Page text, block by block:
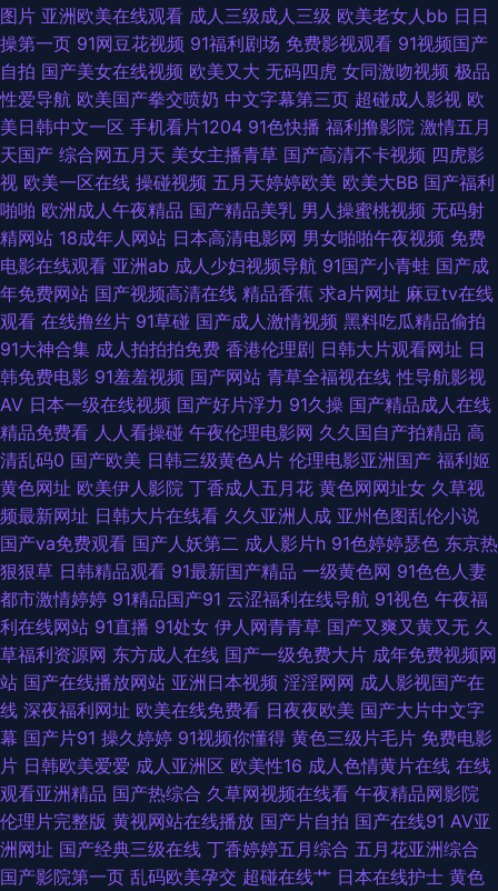
激情另类 黄色免费视频网站 人人操操 午夜剧场成人网 91超碰综合 99资源超
碰 91网址午夜 大香蕉av网站 久久精品福利导航 欧美下面网站内射 天天肏屄
网 91嫩草国产精品 变态少妇网站 国产鬼片a片 久久偷拍网站 日本A片色情网
站 午夜寂寞老司机 91国产福利视频 av网站观看 久久狠狠综合 欧美福利网站
97超碰四虎导航 深夜寂寞影院 欧美五级a五级 91视频网址入口 成人性交影
院 久久只这里有精品 少妇白浆视频 加勒比综合色 日本A片 亚洲精品视频二
区 91视频网站豆花 成人福利网 韩国精品人妻 麻豆乱人伦 日韩伦理片网站 亚
洲a级在线 91久久瑟瑟热 豆花传媒在线观看 欧美性交狂野 婷婷五月肏屄电
影 91操操 超碰地址 韩日操逼无码 蜜桃无码网站麻豆 三级视频网站 亚洲综人
网 韩国三A91片 欧美性爱黄色 五月天91视频 91白丝足交 AV伦理福利篇 亚
洲人妻中出 韩日韩黄色 欧美色色 婷婷综合伊人一区 91系列在线观看 福利姬
AV在线 久草众合网 人妻诱惑导航 午夜福利论坛 91大师 超碰超碰 黄色图片
欧美内射网站 国产福利资源 伊人青久 久久婷婷香蕉青青 色图另类欧美 最新
无码伦理片 操操超碰 韩国无码影院 欧美色人妖 熟女人妻素人TS 综合另类视
频图 Av性爱中文 麻豆三级视频 色婷婷成人网站 超碰99爱 色综合色97 国产
成人A片 日本污网站 91新视频网站 国产嫩草在线 欧洲精品伦 欧美十八 97超
图片 亚洲欧美在线观看 成人三级成人三级 欧美老女人bb 日日
操第一页 91网豆花视频 91福利剧场 免费影视观看 91视频国产
自拍 国产美女在线视频 欧美又大 无码四虎 女同激吻视频 极品
性爱导航 欧美国产拳交喷奶 中文字幕第三页 超碰成人影视 欧
美日韩中文一区 手机看片1204 91色快播 福利撸影院 激情五月
天国产 综合网五月天 美女主播青草 国产高清不卡视频 四虎影
视 欧美一区在线 操碰视频 五月天婷婷欧美 欧美大BB 国产福利
啪啪 欧洲成人午夜精品 国产精品美乳 男人操蜜桃视频 无码射
精网站 18成年人网站 日本高清电影网 男女啪啪午夜视频 免费
电影在线观看 亚洲ab 成人少妇视频导航 91国产小青蛙 国产成
年免费网站 国产视频高清在线 精品香蕉 求a片网址 麻豆tv在线
观看 在线撸丝片 91草碰 国产成人激情视频 黑料吃瓜精品偷拍
91大神合集 成人拍拍拍免费 香港伦理剧 日韩大片观看网址 日
韩免费电影 91羞羞视频 国产网站 青草全福视在线 性导航影视
AV 日本一级在线视频 国产好片浮力 91久操 国产精品成人在线
精品免费看 人人看操碰 午夜伦理电影网 久久国自产拍精品 高
清乱码0 国产欧美 日韩三级黄色A片 伦理电影亚洲国产 福利姬
黄色网址 欧美伊人影院 丁香成人五月花 黄色网网址女 久草视
频最新网址 日韩大片在线看 久久亚洲人成 亚州色图乱伦小说
国产va免费观看 国产人妖第二 成人影片h 91色婷婷瑟色 东京热
狠狠草 日韩精品观看 91最新国产精品 一级黄色网 91色色人妻
都市激情婷婷 91精品国产91 云涩福利在线导航 91视色 午夜福
利在线网站 91直播 91处女 伊人网青青草 国产又爽又黄又无 久
草福利资源网 东方成人在线 国产一级免费大片 成年免费视频网
站 国产在线播放网站 亚洲日本视频 淫淫网网 成人影视国产在
线 深夜福利网址 欧美在线免费看 日夜夜欧美 国产大片中文字
幕 国产片91 操久婷婷 91视频你懂得 黄色三级片毛片 免费电影
片 日韩欧美爱爱 成人亚洲区 欧美性16 成人色情黄片在线 在线
观看亚洲精品 国产热综合 久草网视频在线看 午夜精品网影院
伦理片完整版 黄视网站在线播放 国产片自拍 国产在线91 AV亚
洲网址 国产经典三级在线 丁香婷婷五月综合 五月花亚洲综合
国产影院第一页 乱码欧美孕交 超碰在线艹 日本在线护士 黄色